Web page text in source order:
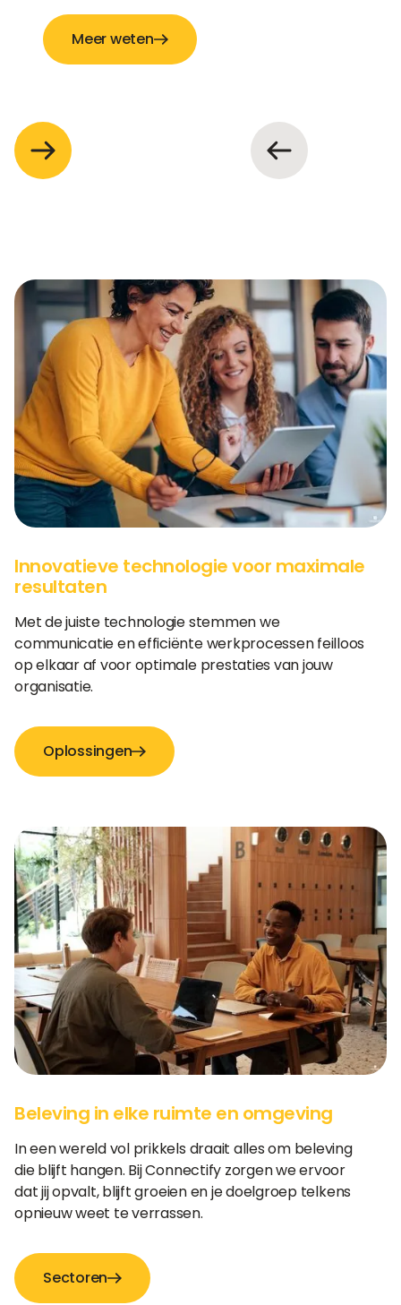
Meer weten
Innovatieve technologie voor maximale
resultaten
Met de juiste technologie stemmen we
communicatie en efficiënte werkprocessen feilloos
op elkaar af voor optimale prestaties van jouw
organisatie.
Oplossingen
Beleving in elke ruimte en omgeving
In een wereld vol prikkels draait alles om beleving
die blijft hangen. Bij Connectify zorgen we ervoor
dat jij opvalt, blijft groeien en je doelgroep telkens
opnieuw weet te verrassen.
Sectoren